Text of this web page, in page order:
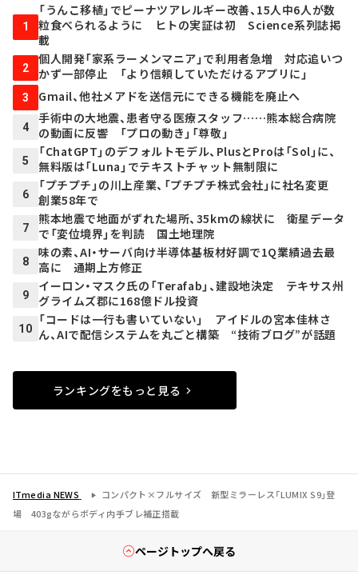
1
「うんこ移植」でピーナツアレルギー改善、15人中6人が数
粒食べられるように ヒトの実証は初 Science系列誌掲
載
2
個人開発「家系ラーメンマニア」で利用者急増 対応追いつ
かず一部停止 「より信頼していただけるアプリに」
3 Gmail、他社メアドを送信元にできる機能を廃止へ
4
手術中の大地震、患者守る医療スタッフ……熊本総合病院
の動画に反響 「プロの動き」「尊敬」
5
「ChatGPT」のデフォルトモデル、PlusとProは「Sol」に、
無料版は「Luna」でテキストチャット無制限に
6
「プチプチ」の川上産業、「プチプチ株式会社」に社名変更
創業58年で
7
熊本地震で地面がずれた場所、35kmの線状に 衛星データ
で「変位境界」を判読 国土地理院
8
味の素、AI・サーバ向け半導体基板材好調で1Q業績過去最
高に 通期上方修正
9
イーロン・マスク氏の「Terafab」、建設地決定 テキサス州
グライムズ郡に168億ドル投資
10
「コードは一行も書いていない」 アイドルの宮本佳林さ
ん、AIで配信システムを丸ごと構築 “技術ブログ”が話題
ランキングをもっと見る
ITmedia NEWS
コンパクト×フルサイズ 新型ミラーレス「LUMIX S9」登
場 403gながらボディ内手ブレ補正搭載
ページトップへ戻る